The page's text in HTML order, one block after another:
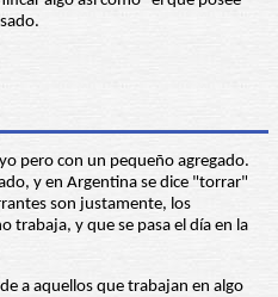
pero con un pequeño agregado.
y en Argentina se dice "torrar"
son justamente, los
trabaja, y que se pasa el día en la
a aquellos que trabajan en algo